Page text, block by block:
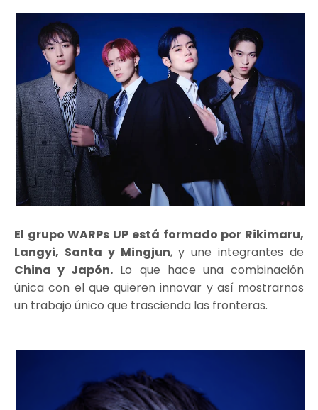
El grupo WARPs UP está formado por Rikimaru,
Langyi, Santa y Mingjun, y une integrantes de
China y Japón. Lo que hace una combinación
única con el que quieren innovar y así mostrarnos
un trabajo único que trascienda las fronteras.